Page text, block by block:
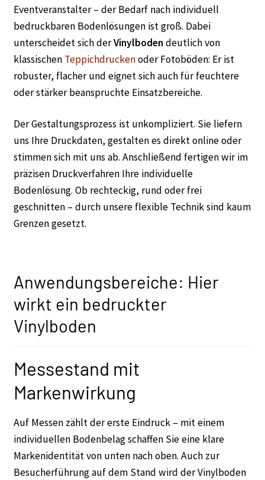
Eventveranstalter – der Bedarf nach individuell
bedruckbaren Bodenlösungen ist groß. Dabei
unterscheidet sich derVinylboden deutlich von
klassischen Teppichdruckenoder Fotoböden: Er ist
robuster, flacher und eignet sich auch für feuchtere
oder stärker beanspruchte Einsatzbereiche.
Der Gestaltungsprozess ist unkompliziert. Sie liefern
uns Ihre Druckdaten, gestalten es direkt online oder
stimmen sich mit uns ab. Anschließend fertigen wir im
präzisen Druckverfahren Ihre individuelle
Bodenlösung. Ob rechteckig, rund oder frei
geschnitten – durch unsere flexible Technik sind kaum
Grenzen gesetzt.
Anwendungsbereiche: Hier
wirkt ein bedruckter
Vinylboden
Messestand mit
Markenwirkung
Auf Messen zählt der erste Eindruck – mit einem
individuellen Bodenbelag schaffen Sie eine klare
Markenidentität von unten nach oben. Auch zur
Besucherführung auf dem Stand wird der Vinylboden